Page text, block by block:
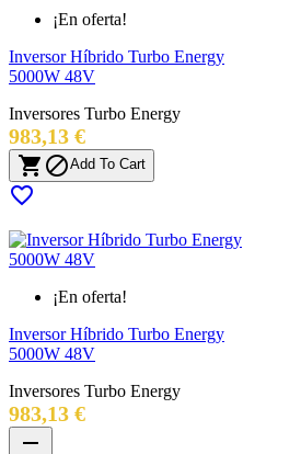
¡En oferta!
Inversor Híbrido Turbo Energy
5000W 48V
Inversores Turbo Energy
983,13 €Precio
 Add To Cart

¡En oferta!
Inversor Híbrido Turbo Energy
5000W 48V
Inversores Turbo Energy
983,13 €Precio
remove